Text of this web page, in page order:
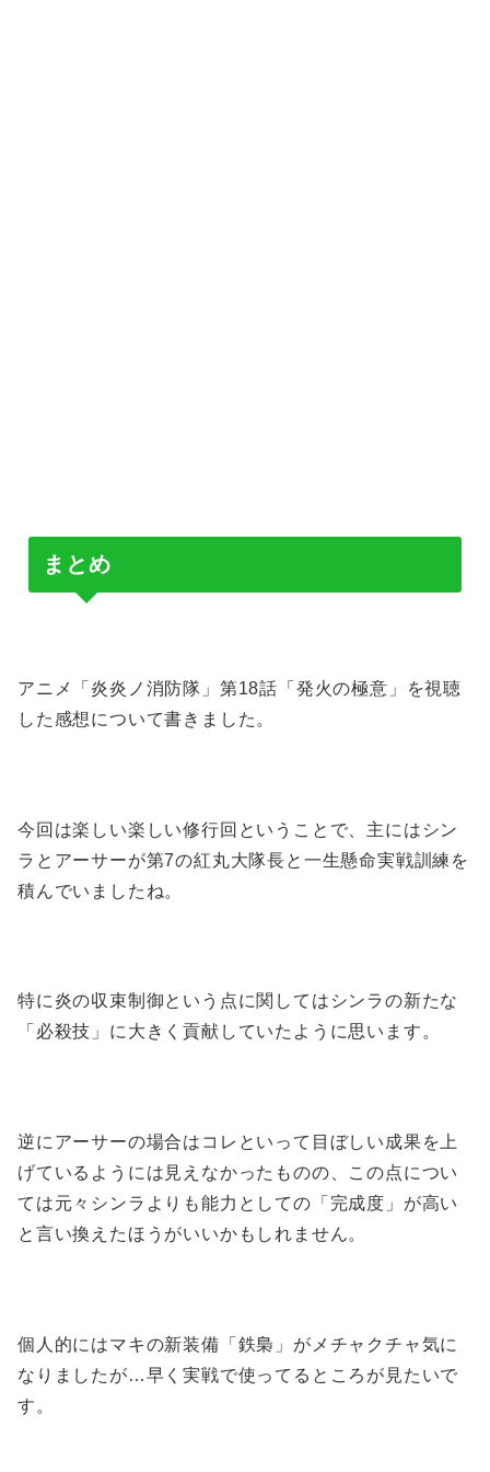
まとめ
アニメ「炎炎ノ消防隊」第18話「発火の極意」を視聴
した感想について書きました。
今回は楽しい楽しい修行回ということで、主にはシン
ラとアーサーが第7の紅丸大隊長と一生懸命実戦訓練を
積んでいましたね。
特に炎の収束制御という点に関してはシンラの新たな
「必殺技」に大きく貢献していたように思います。
逆にアーサーの場合はコレといって目ぼしい成果を上
げているようには見えなかったものの、この点につい
ては元々シンラよりも能力としての「完成度」が高い
と言い換えたほうがいいかもしれません。
個人的にはマキの新装備「鉄梟」がメチャクチャ気に
なりましたが…早く実戦で使ってるところが見たいで
す。